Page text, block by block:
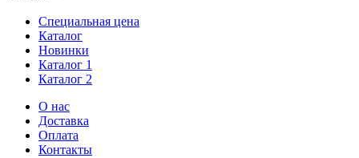
Специальная цена
Каталог
Новинки
Каталог 1
Каталог 2
О нас
Доставка
Оплата
Контакты